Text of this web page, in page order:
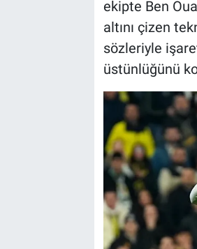
ekipte Ben
altını çizen
sözleriyle
üstünlüğünü